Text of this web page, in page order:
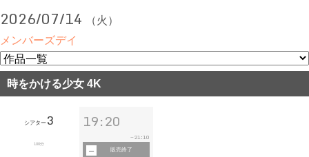
2026/07/14
（火）
メンバーズデイ
時をかける少女 4K
シアター 3
100分
19:20
~ 21:10
販売終了